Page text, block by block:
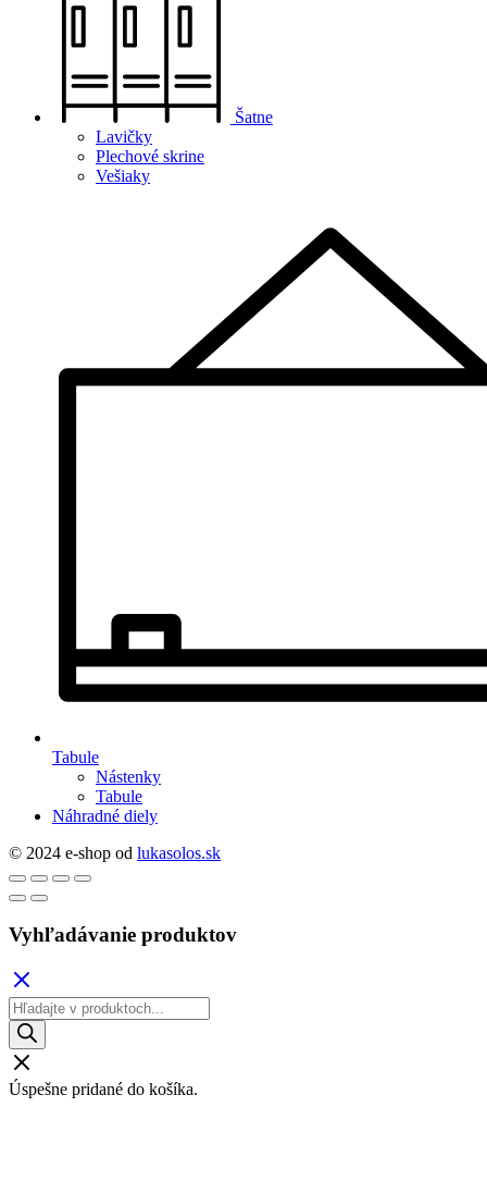
Šatne
Lavičky
Plechové skrine
Vešiaky
Tabule
Nástenky
Tabule
Náhradné diely
© 2024 e-shop od lukasolos.sk
Vyhľadávanie produktov
Products
search
Úspešne pridané do košíka.